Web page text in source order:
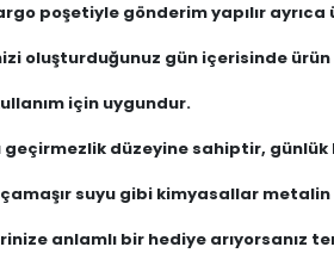
poşetiyle gönderim yapılır
oluşturduğunuz gün içerisinde
için uygundur.
geçirmezlik düzeyine sahiptir,
suyu gibi kimyasallar
anlamlı bir hediye arıyorsanız